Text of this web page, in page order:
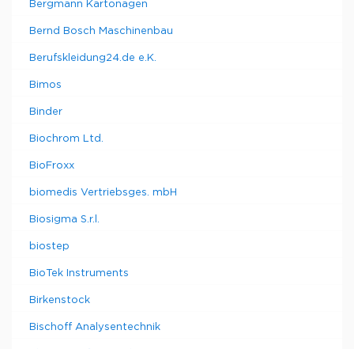
Bergmann Kartonagen
Bernd Bosch Maschinenbau
Berufskleidung24.de e.K.
Bimos
Binder
Biochrom Ltd.
BioFroxx
biomedis Vertriebsges. mbH
Biosigma S.r.l.
biostep
BioTek Instruments
Birkenstock
Bischoff Analysentechnik